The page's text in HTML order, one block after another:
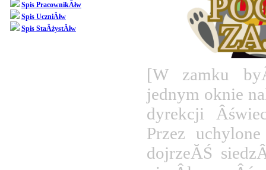
Spis PracownikĂłw
Spis UczniĂłw
Spis StaÂżystĂłw
[W zamku
jednym oknie
dyrekcji
Przez
dojrzeĂŚ